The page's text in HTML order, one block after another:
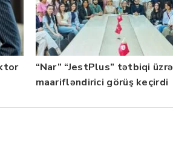
“Nar” “JestPlus” tətbiqi üzrə
maarifləndirici görüş keçirdi